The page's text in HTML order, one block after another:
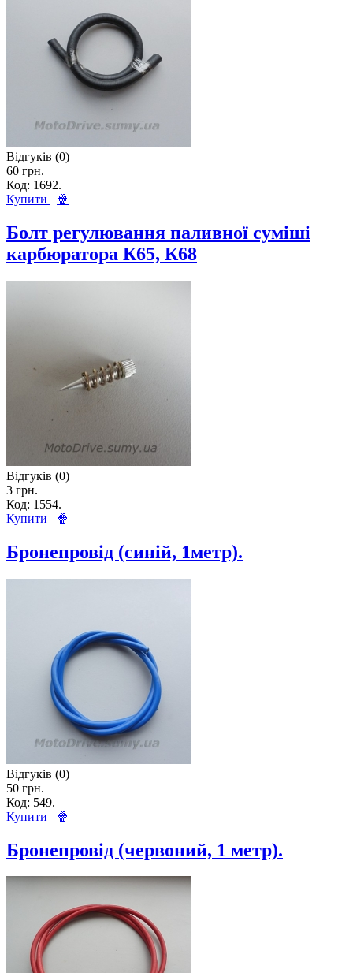
Відгуків (0)
60 грн.
Код: 1692.
Купити
🍿
Болт регулювання паливної суміші
карбюратора К65, К68
Відгуків (0)
3 грн.
Код: 1554.
Купити
🍿
Бронепровід (синій, 1метр).
Відгуків (0)
50 грн.
Код: 549.
Купити
🍿
Бронепровід (червоний, 1 метр).